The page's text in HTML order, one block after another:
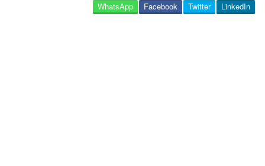
LinkedIn
Twitter
Facebook
WhatsApp